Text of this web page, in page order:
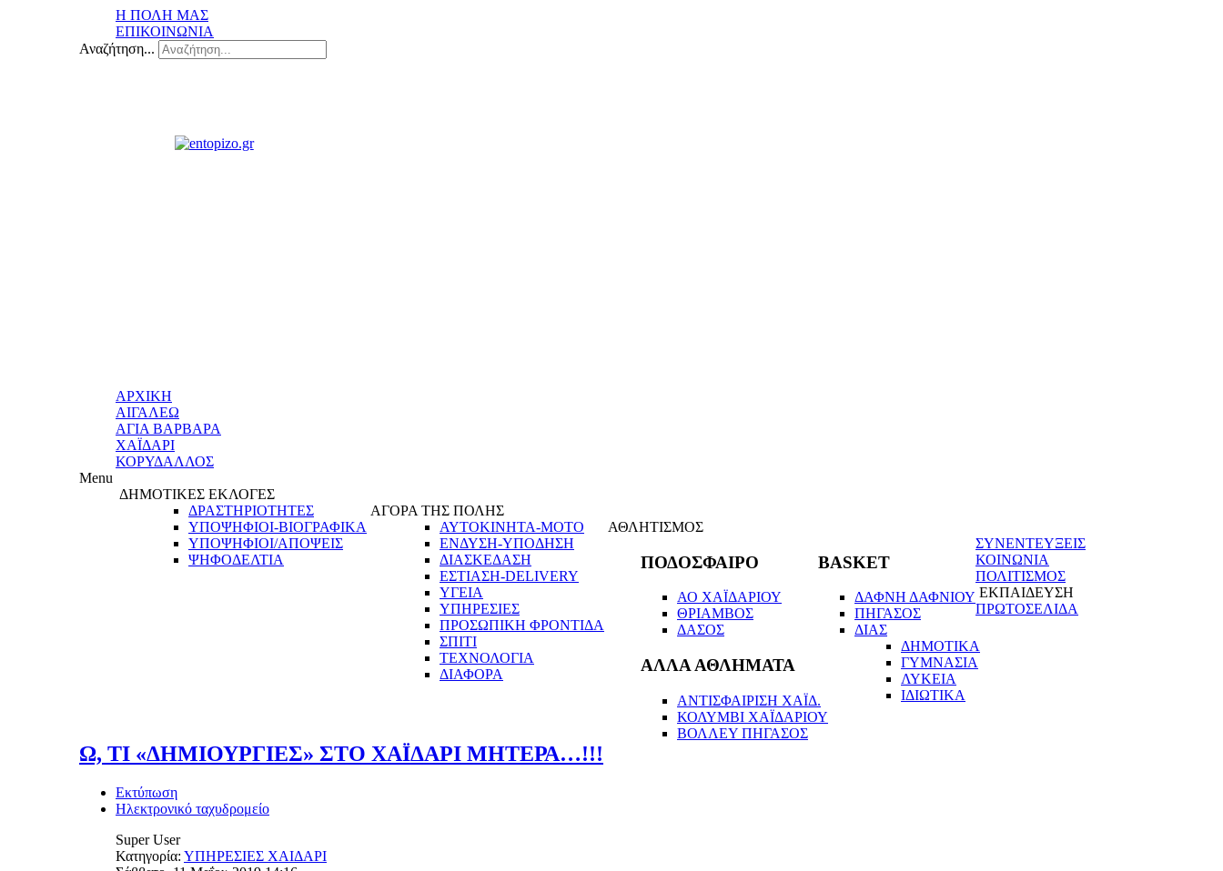
Η ΠΟΛΗ ΜΑΣ
ΕΠΙΚΟΙΝΩΝΙΑ
Αναζήτηση...
ΑΡΧΙΚΗ
ΑΙΓΑΛΕΩ
ΑΓΙΑ ΒΑΡΒΑΡΑ
ΧΑΪΔΑΡΙ
ΚΟΡΥΔΑΛΛΟΣ
Menu
ΔΗΜΟΤΙΚΕΣ ΕΚΛΟΓΕΣ
ΔΡΑΣΤΗΡΙΟΤΗΤΕΣ
ΥΠΟΨΗΦΙΟΙ-ΒΙΟΓΡΑΦΙΚΑ
ΥΠΟΨΗΦΙΟΙ/ΑΠΟΨΕΙΣ
ΨΗΦΟΔΕΛΤΙΑ
ΑΓΟΡΑ ΤΗΣ ΠΟΛΗΣ
ΑΥΤΟΚΙΝΗΤΑ-ΜΟΤΟ
ΕΝΔΥΣΗ-ΥΠΟΔΗΣΗ
ΔΙΑΣΚΕΔΑΣΗ
ΕΣΤΙΑΣΗ-DELIVERY
ΥΓΕΙΑ
ΥΠΗΡΕΣΙΕΣ
ΠΡΟΣΩΠΙΚΗ ΦΡΟΝΤΙΔΑ
ΣΠΙΤΙ
ΤΕΧΝΟΛΟΓΙΑ
ΔΙΑΦΟΡΑ
ΑΘΛΗΤΙΣΜΟΣ
ΠΟΔΟΣΦΑΙΡΟ
ΑΟ ΧΑΪΔΑΡΙΟΥ
ΘΡΙΑΜΒΟΣ
ΔΑΣΟΣ
BASKET
ΔΑΦΝΗ ΔΑΦΝΙΟΥ
ΠΗΓΑΣΟΣ
ΔΙΑΣ
ΑΛΛΑ ΑΘΛΗΜΑΤΑ
ΑΝΤΙΣΦΑΙΡΙΣΗ ΧΑΪΔ.
ΚΟΛΥΜΒΙ ΧΑΪΔΑΡΙΟΥ
ΒΟΛΛΕΥ ΠΗΓΑΣΟΣ
ΣΥΝΕΝΤΕΥΞΕΙΣ
ΚΟΙΝΩΝΙΑ
ΠΟΛΙΤΙΣΜΟΣ
ΕΚΠΑΙΔΕΥΣΗ
ΔΗΜΟΤΙΚΑ
ΓΥΜΝΑΣΙΑ
ΛΥΚΕΙΑ
ΙΔΙΩΤΙΚΑ
ΠΡΩΤΟΣΕΛΙΔΑ
Ω, ΤΙ «ΔΗΜΙΟΥΡΓΙΕΣ» ΣΤΟ ΧΑΪΔΑΡΙ ΜΗΤΕΡΑ…!!!
Εκτύπωση
Ηλεκτρονικό ταχυδρομείο
Super User
Κατηγορία: ΥΠΗΡΕΣΙΕΣ ΧΑΙΔΑΡΙ